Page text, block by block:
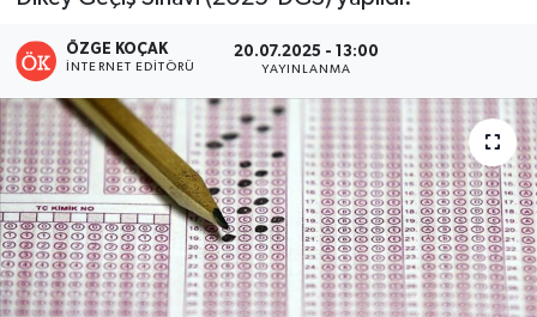
ÖZGE KOÇAK
İNTERNET EDITÖRÜ
20.07.2025 - 13:00
YAYINLANMA
Turizm
Kültür - Sanat
Lider Haber TV Canlı Yayın izle